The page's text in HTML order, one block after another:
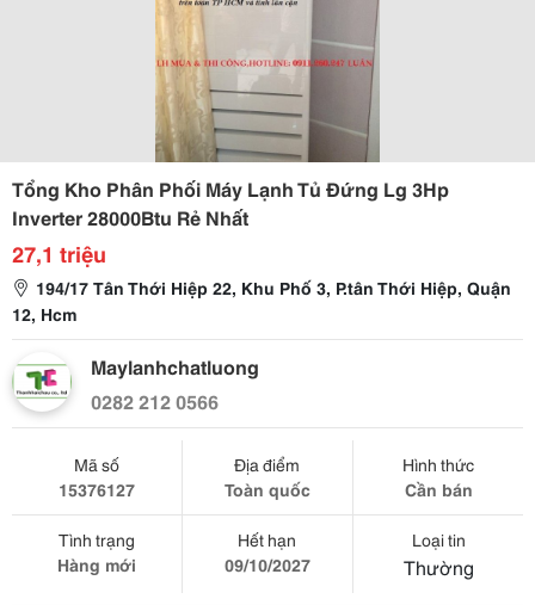
Tổng Kho Phân Phối Máy Lạnh Tủ Đứng Lg 3Hp
Inverter 28000Btu Rẻ Nhất
27,1 triệu
194/17 Tân Thới Hiệp 22, Khu Phố 3, P.tân Thới Hiệp, Quận
12, Hcm
Maylanhchatluong
0282 212 0566
Mã số
15376127
Địa điểm
Toàn quốc
Hình thức
Cần bán
Tình trạng
Hàng mới
Hết hạn
09/10/2027
Loại tin
Thường